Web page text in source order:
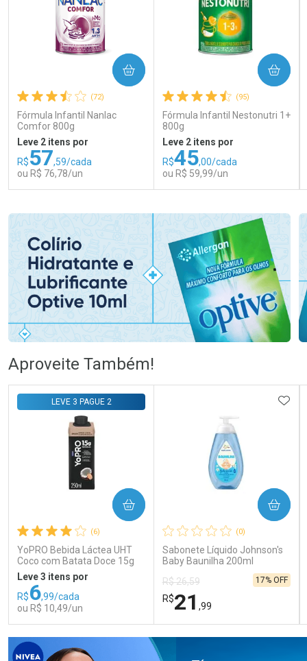
(72)
Fórmula Infantil Nanlac
Comfor 800g
Leve 2 itens por
R$57,59/cada
ou R$ 76,78/un
COMPRAR
Comprar sem Desconto
Por R$ 76,78/cada
Comprar sem Desconto
Por R$ 76,78/cada
(95)
Fórmula Infantil Nestonutri 1+
800g
Leve 2 itens por
R$45,00/cada
ou R$ 59,99/un
COMPRAR
Laboratório
Comprar sem Desconto
Por Menos
Comprar sem Desconto
Aproveite Também!
(6)
YoPRO Bebida Láctea UHT
Coco com Batata Doce 15g
de proteínas 250ml
LEVE 3 PAGUE 2
Leve 3 itens por
R$6,99/cada
ou R$ 10,49/un
COMPRAR
FECHAR
FECHAR
(0)
Sabonete Líquido Johnson's
Baby Baunilha 200ml
R$ 26,59
R$21 ,99
17% OFF
COMPRAR